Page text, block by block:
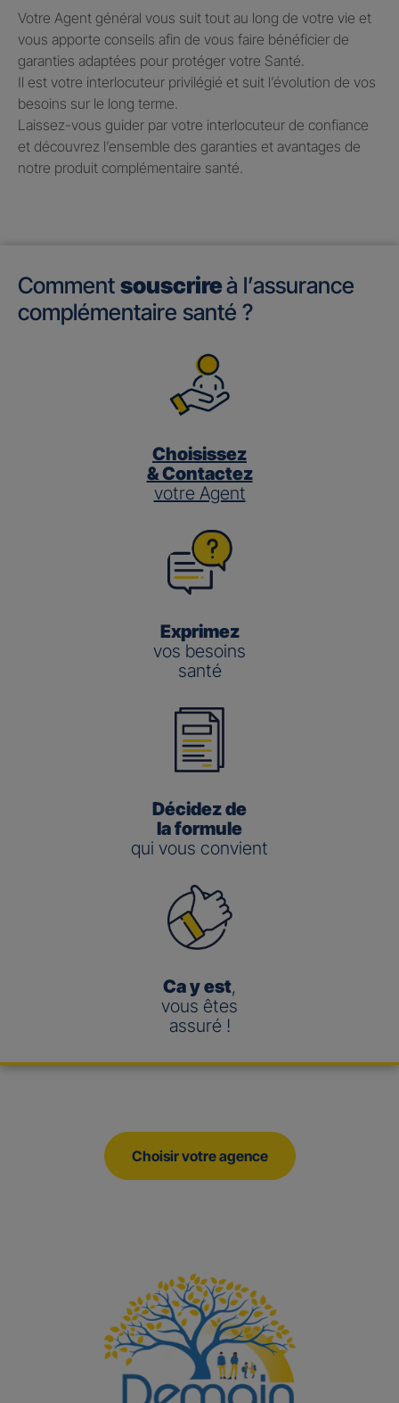
Votre Agent général vous suit tout au long de votre vie et
vous apporte conseils afin de vous faire bénéficier de
garanties adaptées pour protéger votre Santé.​
Il est votre interlocuteur privilégié et suit l’évolution de vos
besoins sur le long terme.​
Laissez-vous guider par votre interlocuteur de confiance
et découvrez l’ensemble des garanties et avantages de
notre produit complémentaire santé.
Comment souscrireà l’assurance
complémentaire santé ?
Choisissez
& Contactez
votre Agent
Exprimez
vos besoins
santé
Décidez de
la formule
qui vous convient
Ca y est,
vous êtes
assuré !
Choisir votre agence